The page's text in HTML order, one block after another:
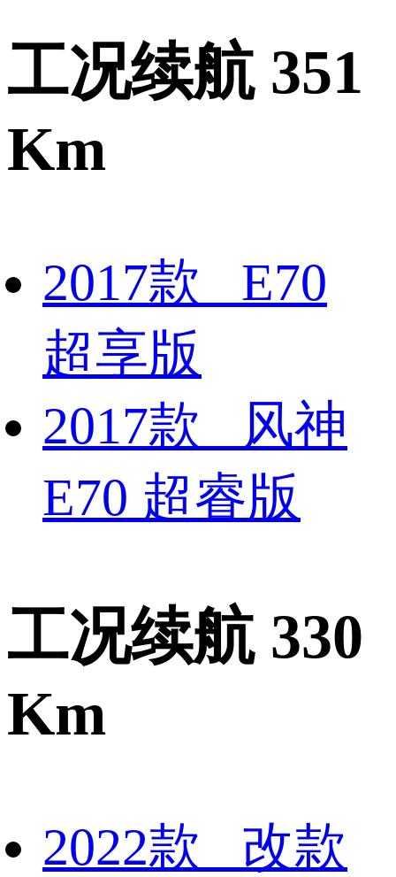
工况续航 351
Km
2017款 E70
超享版
2017款 风神
E70 超睿版
工况续航 330
Km
2022款 改款